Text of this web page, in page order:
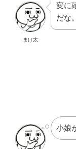
まけ太
変に
だな。
小娘